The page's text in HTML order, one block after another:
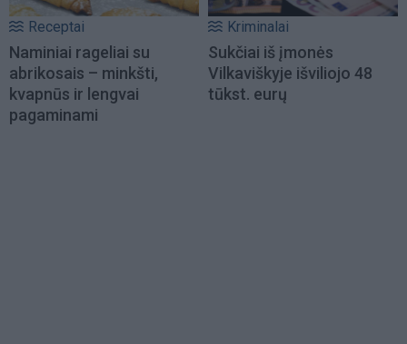
Receptai
Naminiai rageliai su
abrikosais – minkšti,
kvapnūs ir lengvai
pagaminami
Kriminalai
Sukčiai iš įmonės
Vilkaviškyje išviliojo 48
tūkst. eurų